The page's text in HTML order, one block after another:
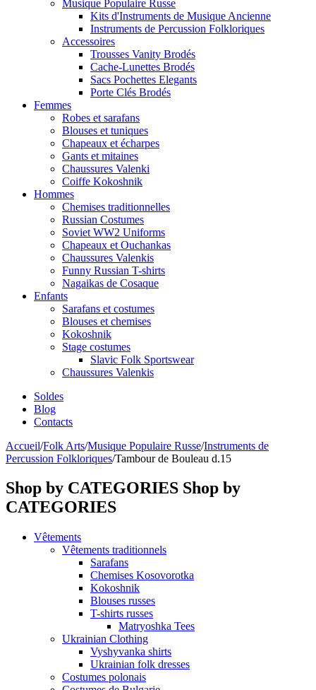
Musique Populaire Russe
Kits d'Instruments de Musique Ancienne
Instruments de Percussion Folkloriques
Accessoires
Trousses Vanity Brodés
Cache-Lunettes Brodés
Sacs Pochettes Elegants
Porte Clés Brodés
Femmes
Robes et sarafans
Blouses et tuniques
Chapeaux et écharpes
Gants et mitaines
Chaussures Valenki
Coiffe Kokoshnik
Hommes
Chemises traditionnelles
Russian Costumes
Soviet WW2 Uniforms
Chapeaux et Ouchankas
Chaussures Valenkis
Funny Russian T-shirts
Nagaikas de Cosaque
Enfants
Sarafans et costumes
Blouses et chemises
Kokoshnik
Stage costumes
Slavic Folk Sportswear
Chaussures Valenkis
Soldes
Blog
Contacts
Accueil/Folk Arts/Musique Populaire Russe/Instruments de
Percussion Folkloriques/Tambour de Bouleau d.15
Shop by CATEGORIES Shop by
CATEGORIES
Vêtements
Vêtements traditionnels
Sarafans
Chemises Kosovorotka
Kokoshnik
Blouses russes
T-shirts russes
Matryoshka Tees
Ukrainian Clothing
Vyshyvanka shirts
Ukrainian folk dresses
Costumes polonais